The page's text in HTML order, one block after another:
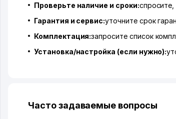
Проверьте наличие и сроки:
Гарантия и сервис:уточните срок
Комплектация:запросите список
Установка/настройка (если нужно):
Часто задаваемые вопросы